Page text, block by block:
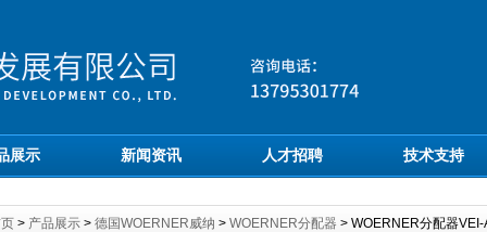
展示 新闻资讯 人才招聘 技术支持
> 产品展示 > 德国WOERNER威纳 > WOERNER分配器 > WOERNER分配器